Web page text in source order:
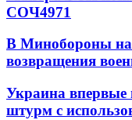
СОЧ4971
В Минобороны
возвращения
Украина
штурм с